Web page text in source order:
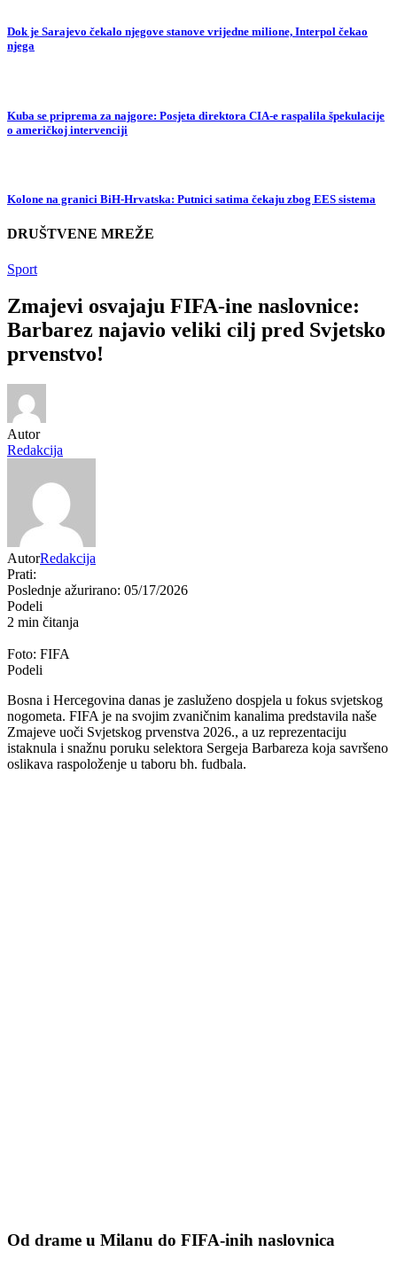
Dok je Sarajevo čekalo njegove stanove vrijedne milione, Interpol čekao
njega
Kuba se priprema za najgore: Posjeta direktora CIA-e raspalila špekulacije
o američkoj intervenciji
Kolone na granici BiH-Hrvatska: Putnici satima čekaju zbog EES sistema
DRUŠTVENE MREŽE
Sport
Zmajevi osvajaju FIFA-ine naslovnice:
Barbarez najavio veliki cilj pred Svjetsko
prvenstvo!
Autor
Redakcija
AutorRedakcija
Prati:
Poslednje ažurirano: 05/17/2026
Podeli
2 min čitanja
Foto: FIFA
Podeli
Bosna i Hercegovina danas je zasluženo dospjela u fokus svjetskog
nogometa. FIFA je na svojim zvaničnim kanalima predstavila naše
Zmajeve uoči Svjetskog prvenstva 2026., a uz reprezentaciju
istaknula i snažnu poruku selektora Sergeja Barbareza koja savršeno
oslikava raspoloženje u taboru bh. fudbala.
Od drame u Milanu do FIFA-inih naslovnica